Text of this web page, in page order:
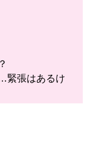
緊張はあるけ